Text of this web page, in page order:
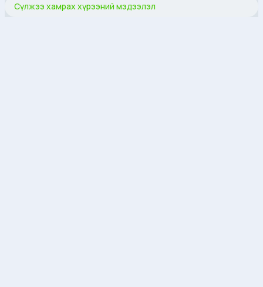
Сүлжээ хамрах хүрээний мэдээлэл